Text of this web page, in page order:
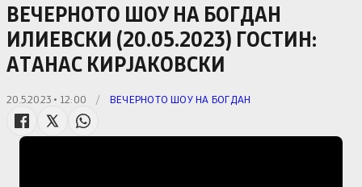
ВЕЧЕРНОТО ШОУ НА БОГДАН
ИЛИЕВСКИ (20.05.2023) ГОСТИН:
АТАНАС КИРЈАКОВСКИ
20.5.2023 • 12:00 / ВЕЧЕРНОТО ШОУ НА БОГДАН